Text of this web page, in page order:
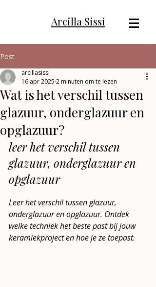
Arcilla Sissi
Post
Wat is het verschil tussen
glazuur, onderglazuur en
opglazuur?
arcillasissi
16 apr 2025 2 minuten om te lezen
leer het verschil tussen
glazuur, onderglazuur en
opglazuur
Leer het verschil tussen glazuur,
onderglazuur en opglazuur. Ontdek
welke techniek het beste past bij jouw
keramiekproject en hoe je ze toepast.